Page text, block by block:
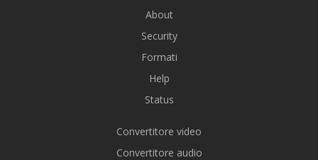
About
Security
Formati
Help
Status
Convertitore video
Convertitore audio